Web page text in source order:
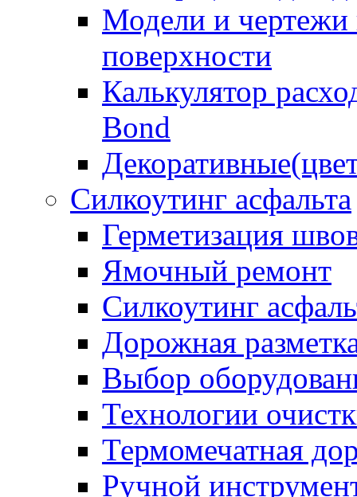
Модели и чертежи
поверхности
Калькулятор
Bond
Силкоутинг асфальта
Герметизация
Ямочный ремонт
Силкоутинг
Дорожная
Выбор
Технологии
Термомечатная
Ручной